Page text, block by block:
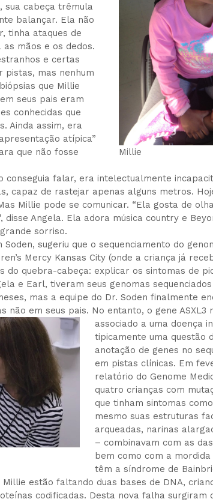
Millie
sua cabeça trêmula
balançar. Ela não
tinha ataques de
mãos e os dedos.
e certas
pistas, mas nenhum
que Millie
seus pais eram
conhecidas que
Ainda assim, era
atípica”
que não fosse
conseguia falar, era intelectualmente
capaz de rastejar apenas alguns metros.
Millie pode se comunicar. “Ela gosta de
disse Angela. Ela adora música country e
sorriso.
sugeriu que o sequenciamento do
Mercy Kansas City (onde a criança já
do quebra-cabeça: explicar os sintomas de
e Earl, tiveram seus genomas
mas a equipe do Dr. Soden finalmente
não em seus pais. No entanto, o gene ASXL3
associado a uma doença
tipicamente uma questão
anotação de genes no
em pistas clínicas. Em
relatório do Genome
quatro crianças com
que tinham sintomas
mesmo suas estruturas
arqueadas, narinas
– combinavam com as
bem como com a
têm a síndrome de
Millie estão faltando duas bases de DNA,
codificadas. Desta nova falha surgiram